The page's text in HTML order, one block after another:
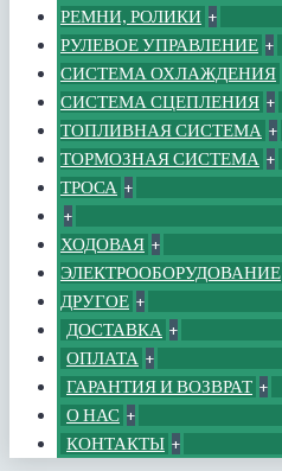
РЕМНИ, РОЛИКИ +
РУЛЕВОЕ УПРАВЛЕНИЕ +
СИСТЕМА ОХЛАЖДЕНИЯ
СИСТЕМА СЦЕПЛЕНИЯ +
ТОПЛИВНАЯ СИСТЕМА +
ТОРМОЗНАЯ СИСТЕМА +
ТРОСА +
+
ХОДОВАЯ +
ЭЛЕКТРООБОРУДОВАНИЕ
ДРУГОЕ +
ДОСТАВКА +
ОПЛАТА +
ГАРАНТИЯ И ВОЗВРАТ +
О НАС +
КОНТАКТЫ +